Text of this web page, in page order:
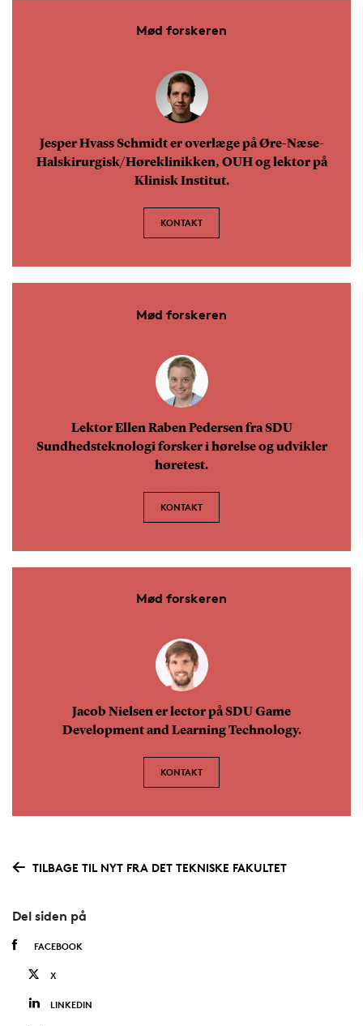
Mød forskeren
Jesper Hvass Schmidt er overlæge på Øre-Næse-
Halskirurgisk/Høreklinikken, OUH og lektor på
Klinisk Institut.
KONTAKT
Mød forskeren
Lektor Ellen Raben Pedersen fra SDU
Sundhedsteknologi forsker i hørelse og udvikler
høretest.
KONTAKT
Mød forskeren
Jacob Nielsen er lector på SDU Game
Development and Learning Technology.
KONTAKT
TILBAGE TIL NYT FRA DET TEKNISKE FAKULTET
Del siden på
FACEBOOK
X
LINKEDIN